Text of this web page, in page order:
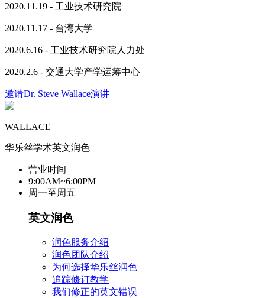
2020.11.19 - 工业技术研究院
2020.11.17 - 台湾大学
2020.6.16 - 工业技术研究院人力处
2020.2.6 - 交通大学产学运筹中心
邀请Dr. Steve Wallace演讲
WALLACE
华乐丝学术英文润色
营业时间
9:00AM~6:00PM
周一至周五
英文润色
润色服务介绍
润色团队介绍
为何选择华乐丝润色
追踪修订教学
我们修正的英文错误